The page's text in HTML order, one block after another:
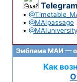
Telegram
•
• @MAIpassage
• @MAIuniversity
Эмблема МАИ —
Как